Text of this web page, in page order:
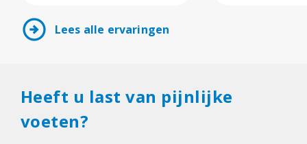
arrow_circle_right Lees alle ervaringen
Heeft u last van pijnlijke
voeten?